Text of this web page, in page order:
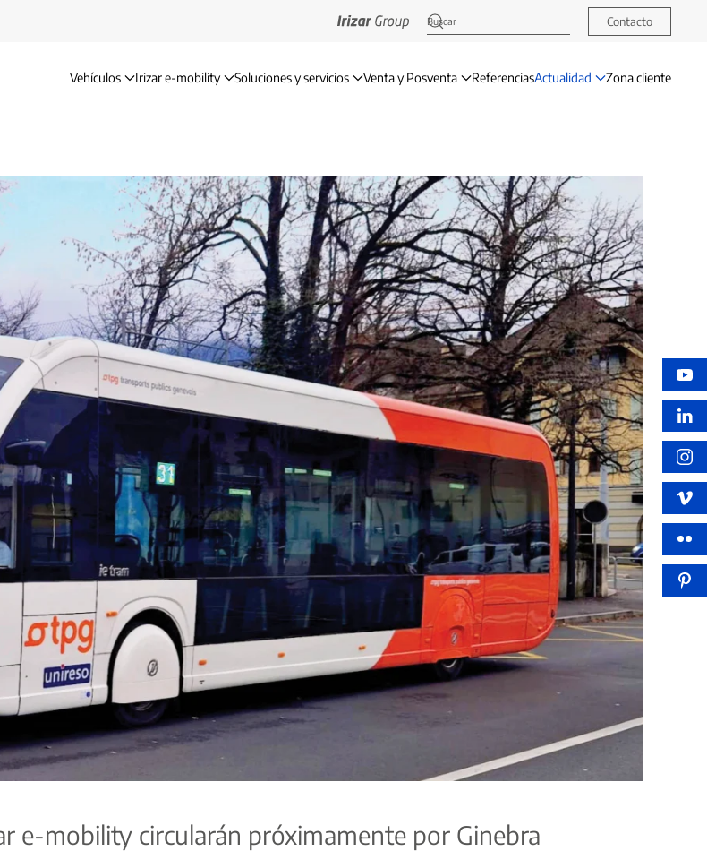
Contacto
Vehículos Irizar e-mobility Soluciones y servicios Venta y Posventa ReferenciasActualidad Zona cliente
e-mobility circularán próximamente por Ginebra